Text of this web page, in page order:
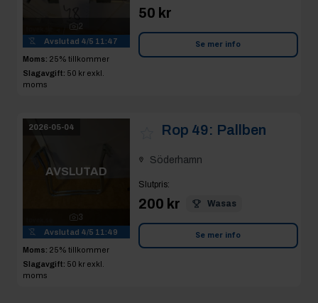
2
Avslutad 4/5 11:47
Moms: 25% tillkommer
Slagavgift: 50 kr exkl.
moms
50 kr
Se mer info
2026-05-04
AVSLUTAD
3
Avslutad 4/5 11:49
Moms: 25% tillkommer
Slagavgift: 50 kr exkl.
moms
Rop 49: Pallben
Söderhamn
Slutpris:
200 kr Wasas
Se mer info